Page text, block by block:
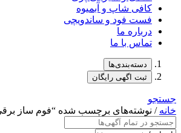
کافی شاپ و آبمیوه
فست فود و ساندویچی
درباره ما
تماس با ما
دسته‌بندی‌ها
ثبت اگهی رایگان
جستجو
خانه / نوشته‌های برچسب شده “فوم‌ ساز